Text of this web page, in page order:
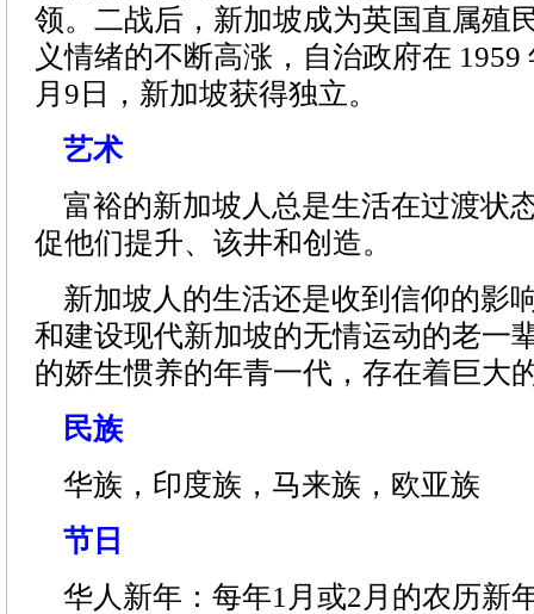
领。二战后，新加坡成为英国直属殖
义情绪的不断高涨，自治政府在 1959
月9日，新加坡获得独立。
艺术
富裕的新加坡人总是生活在过渡状
促他们提升、该井和创造。
新加坡人的生活还是收到信仰的影
和建设现代新加坡的无情运动的老一
的娇生惯养的年青一代，存在着巨大
民族
华族，印度族，马来族，欧亚族
节日
华人新年：每年1月或2月的农历新